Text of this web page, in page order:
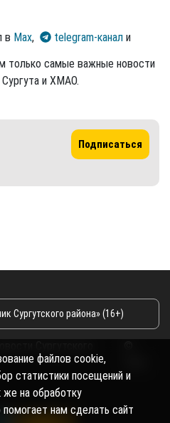
в Max, telegram-канал и
только самые важные новости
Сургута и ХМАО.
Подписаться
Сургутского района» (16+)
файлов cookie,
статистики посещений и
же на обработку
нам сделать сайт